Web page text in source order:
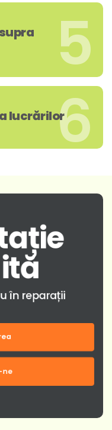
5
6
lucrărilor
în reparații
ne